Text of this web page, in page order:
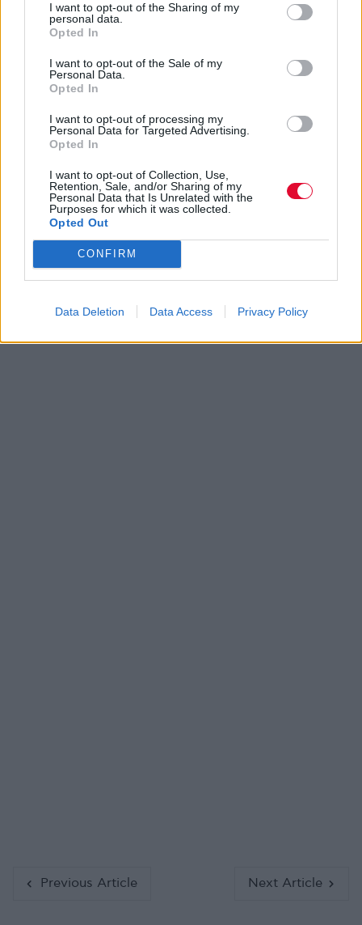
I want to opt-out of the Sharing of my
personal data.
Opted In
I want to opt-out of the Sale of my
Personal Data.
Opted In
I want to opt-out of processing my
Personal Data for Targeted Advertising.
Opted In
I want to opt-out of Collection, Use,
Retention, Sale, and/or Sharing of my
Personal Data that Is Unrelated with the
Purposes for which it was collected.
Opted Out
CONFIRM
Data Deletion Data Access Privacy Policy
Previous Article Next Article